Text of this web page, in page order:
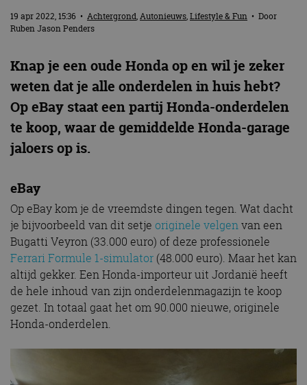
19 apr 2022, 15:36 • Achtergrond,Autonieuws,Lifestyle & Fun • Door
Ruben Jason Penders
Knap je een oude Honda op en wil je zeker
weten dat je alle onderdelen in huis hebt?
Op eBay staat een partij Honda-onderdelen
te koop, waar de gemiddelde Honda-garage
jaloers op is.
eBay
Op eBay kom je de vreemdste dingen tegen. Wat dacht
je bijvoorbeeld van dit setje originele velgenvan een
Bugatti Veyron (33.000 euro) of deze professionele
Ferrari Formule 1-simulator (48.000 euro). Maar het kan
altijd gekker. Een Honda-importeur uit Jordanië heeft
de hele inhoud van zijn onderdelenmagazijn te koop
gezet. In totaal gaat het om 90.000 nieuwe, originele
Honda-onderdelen.